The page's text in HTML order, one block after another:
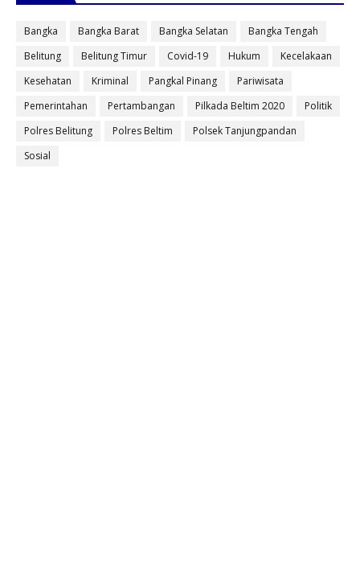
Bangka Bangka Barat Bangka Selatan
Bangka Tengah
Belitung
Belitung Timur Covid-19 Hukum
Kecelakaan
Kesehatan
Kriminal Pangkal Pinang
Pariwisata
Pemerintahan
Pertambangan Pilkada Beltim 2020
Politik
Polres Belitung
Polres Beltim
Polsek Tanjungpandan
Sosial